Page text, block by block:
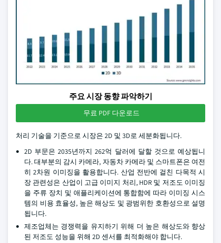
주요 시장 동향 파악하기
무료 PDF 다운로드
처리 기술을 기준으로 시장은 2D 및 3D로 세분화됩니다.
2D 부문은 2035년까지 262억 달러에 달할 것으로 예상됩니
다. 대부분의 감시 카메라, 자동차 카메라 및 스마트폰은 여전
히 2차원 이미징을 활용합니다. 산업 전반에 걸친 다목적 시
장 관련성은 산업이 고급 이미지 처리, HDR 및 저조도 이미징
을 주류 장치 및 애플리케이션에 통합함에 따라 이미징 시스
템의 비용 효율성, 높은 해상도 및 광범위한 호환성으로 설명
됩니다.
제조업체는 경쟁력을 유지하기 위해 더 높은 해상도와 향상
된 저조도 성능을 위해 2D 센서를 최적화해야 합니다.